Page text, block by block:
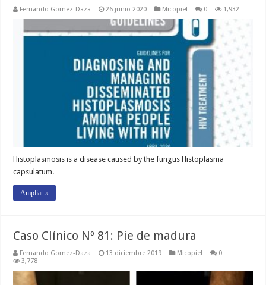
Fernando Gomez-Daza 26 junio 2020 Micopiel 0 1,932
Histoplasmosis is a disease caused by the fungus Histoplasma
capsulatum.
Ampliar »
Caso Clínico Nº 81: Pie de madura
Fernando Gomez-Daza 13 diciembre 2019 Micopiel
0
3,778